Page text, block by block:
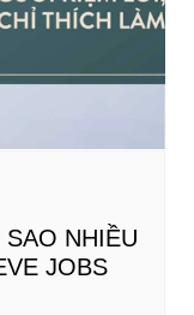
NHIỀU
JOBS